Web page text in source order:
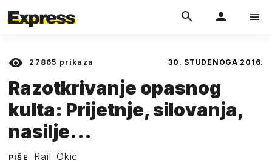
27865 prikaza 30. STUDENOGA 2016.
Razotkrivanje opasnog
kulta: Prijetnje, silovanja,
nasilje...
PIŠE Raif Okić